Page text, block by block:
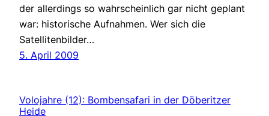
der allerdings so wahrscheinlich gar nicht geplant
war: historische Aufnahmen. Wer sich die
Satellitenbilder…
5. April 2009
Volojahre (12): Bombensafari in der Döberitzer
Heide